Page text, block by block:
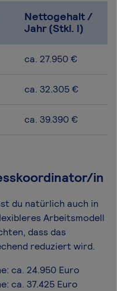
Nettogehalt /
Jahr (Stkl. I)
ca. 27.950 €
ca. 32.305 €
ca. 39.390 €
in
du natürlich auch in
Arbeitsmodell
dass das
reduziert wird.
ca. 24.950 Euro
ca. 37.425 Euro